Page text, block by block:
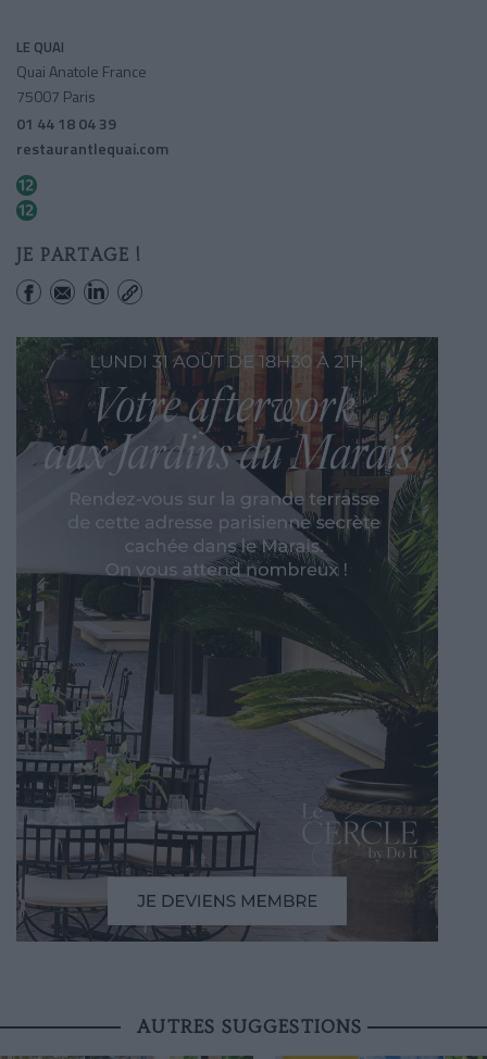
LE QUAI
Quai Anatole France
75007 Paris
01 44 18 04 39
restaurantlequai.com
JE PARTAGE !
AUTRES SUGGESTIONS